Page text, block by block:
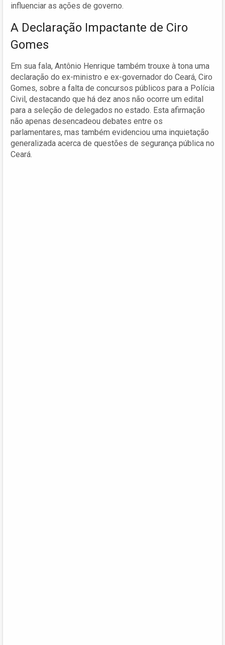
influenciar as ações de governo.
A Declaração Impactante de Ciro
Gomes
Em sua fala, Antônio Henrique também trouxe à tona uma
declaração do ex-ministro e ex-governador do Ceará, Ciro
Gomes, sobre a falta de concursos públicos para a Polícia
Civil, destacando que há dez anos não ocorre um edital
para a seleção de delegados no estado. Esta afirmação
não apenas desencadeou debates entre os
parlamentares, mas também evidenciou uma inquietação
generalizada acerca de questões de segurança pública no
Ceará.